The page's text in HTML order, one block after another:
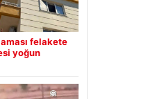
felakete
yoğun